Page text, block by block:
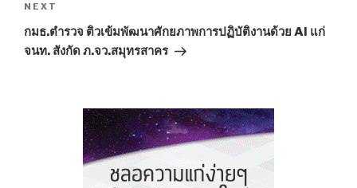
Next
Post
NEXT
กมธ.ตำรวจ ติวเข้มพัฒนาศักยภาพการปฏิบัติงานด้วย AI แก่
จนท. สังกัด ภ.จว.สมุทรสาคร